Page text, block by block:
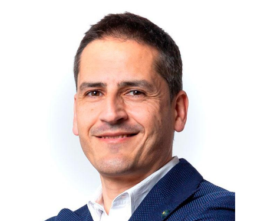
deportivos y en el boxeo como actividad, se detecta la
posibilidad de crear algo que estuviera enfocado a un cierto
público, que se aburre en los gimnasios convencionales, pero
que quiere vivir un deporte potente, que le ponga en forma y
que le aporte otras alternativas y variables. Y es cuando
llega ese mes de enero de 2014 y 30 minutos se convierte en
Brooklyn Fitboxing.